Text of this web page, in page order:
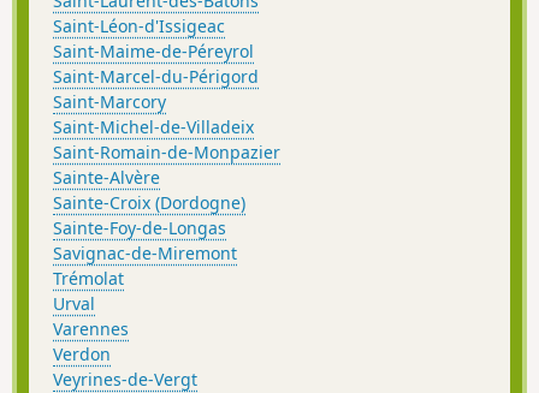
Saint-Léon-d'Issigeac
Saint-Maime-de-Péreyrol
Saint-Marcel-du-Périgord
Saint-Marcory
Saint-Michel-de-Villadeix
Saint-Romain-de-Monpazier
Sainte-Alvère
Sainte-Croix (Dordogne)
Sainte-Foy-de-Longas
Savignac-de-Miremont
Trémolat
Urval
Varennes
Verdon
Veyrines-de-Vergt